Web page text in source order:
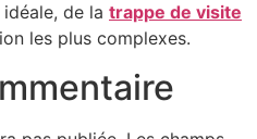
de la trappe de visite
les plus complexes.